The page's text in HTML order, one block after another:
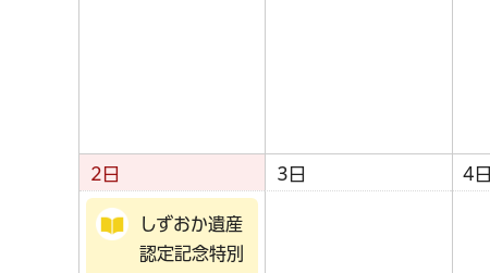
2日 3日 4日
しずおか遺産
認定記念特別